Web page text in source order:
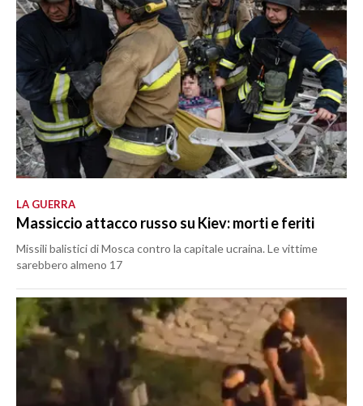
LA GUERRA
Massiccio attacco russo su Kiev: morti e feriti
Missili balistici di Mosca contro la capitale ucraina. Le vittime
sarebbero almeno 17